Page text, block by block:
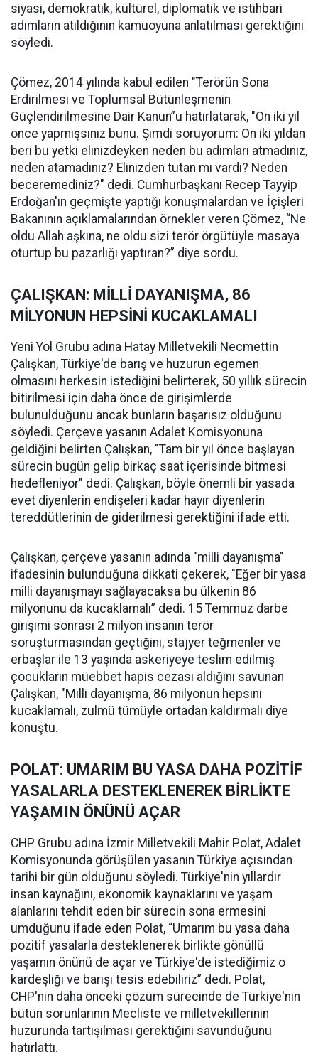
siyasi, demokratik, kültürel, diplomatik ve istihbari
adımların atıldığının kamuoyuna anlatılması gerektiğini
söyledi.
Çömez, 2014 yılında kabul edilen "Terörün Sona
Erdirilmesi ve Toplumsal Bütünleşmenin
Güçlendirilmesine Dair Kanun”u hatırlatarak, "On iki yıl
önce yapmışsınız bunu. Şimdi soruyorum: On iki yıldan
beri bu yetki elinizdeyken neden bu adımları atmadınız,
neden atamadınız? Elinizden tutan mı vardı? Neden
beceremediniz?" dedi. Cumhurbaşkanı Recep Tayyip
Erdoğan'ın geçmişte yaptığı konuşmalardan ve İçişleri
Bakanının açıklamalarından örnekler veren Çömez, “Ne
oldu Allah aşkına, ne oldu sizi terör örgütüyle masaya
oturtup bu pazarlığı yaptıran?” diye sordu.
ÇALIŞKAN: MİLLİ DAYANIŞMA, 86
MİLYONUN HEPSİNİ KUCAKLAMALI
Yeni Yol Grubu adına Hatay Milletvekili Necmettin
Çalışkan, Türkiye'de barış ve huzurun egemen
olmasını herkesin istediğini belirterek, 50 yıllık sürecin
bitirilmesi için daha önce de girişimlerde
bulunulduğunu ancak bunların başarısız olduğunu
söyledi. Çerçeve yasanın Adalet Komisyonuna
geldiğini belirten Çalışkan, "Tam bir yıl önce başlayan
sürecin bugün gelip birkaç saat içerisinde bitmesi
hedefleniyor" dedi. Çalışkan, böyle önemli bir yasada
evet diyenlerin endişeleri kadar hayır diyenlerin
tereddütlerinin de giderilmesi gerektiğini ifade etti.
Çalışkan, çerçeve yasanın adında "milli dayanışma"
ifadesinin bulunduğuna dikkati çekerek, "Eğer bir yasa
milli dayanışmayı sağlayacaksa bu ülkenin 86
milyonunu da kucaklamalı” dedi. 15 Temmuz darbe
girişimi sonrası 2 milyon insanın terör
soruşturmasından geçtiğini, stajyer teğmenler ve
erbaşlar ile 13 yaşında askeriyeye teslim edilmiş
çocukların müebbet hapis cezası aldığını savunan
Çalışkan, "Milli dayanışma, 86 milyonun hepsini
kucaklamalı, zulmü tümüyle ortadan kaldırmalı diye
konuştu.
POLAT: UMARIM BU YASA DAHA POZİTİF
YASALARLA DESTEKLENEREK BİRLİKTE
YAŞAMIN ÖNÜNÜ AÇAR
CHP Grubu adına İzmir Milletvekili Mahir Polat, Adalet
Komisyonunda görüşülen yasanın Türkiye açısından
tarihi bir gün olduğunu söyledi. Türkiye'nin yıllardır
insan kaynağını, ekonomik kaynaklarını ve yaşam
alanlarını tehdit eden bir sürecin sona ermesini
umduğunu ifade eden Polat, “Umarım bu yasa daha
pozitif yasalarla desteklenerek birlikte gönüllü
yaşamın önünü de açar ve Türkiye'de istediğimiz o
kardeşliği ve barışı tesis edebiliriz” dedi. Polat,
CHP'nin daha önceki çözüm sürecinde de Türkiye'nin
bütün sorunlarının Mecliste ve milletvekillerinin
huzurunda tartışılması gerektiğini savunduğunu
hatırlattı.